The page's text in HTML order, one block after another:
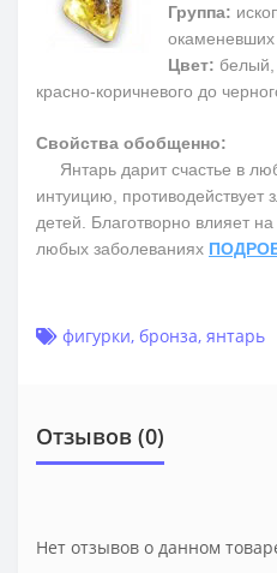
Группа:
окаменевших
Цвет: белый,
красно-коричневого до
Свойства обобщенно:
Янтарь дарит счастье в
интуицию, противодействует
детей. Благотворно влияет
любых заболеваниях
фигурки, бронза, янтарь
Отзывов (0)
Нет отзывов о данном